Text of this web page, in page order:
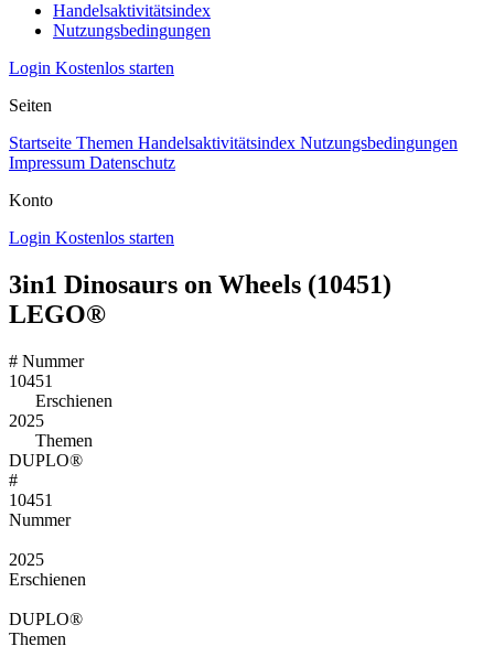
Handelsaktivitätsindex
Nutzungsbedingungen
Login Kostenlos starten
Seiten
Startseite Themen Handelsaktivitätsindex Nutzungsbedingungen
Impressum Datenschutz
Konto
Login Kostenlos starten
3in1 Dinosaurs on Wheels (10451)
LEGO®
# Nummer
10451
Erschienen
2025
Themen
DUPLO®
#
10451
Nummer
2025
Erschienen
DUPLO®
Themen